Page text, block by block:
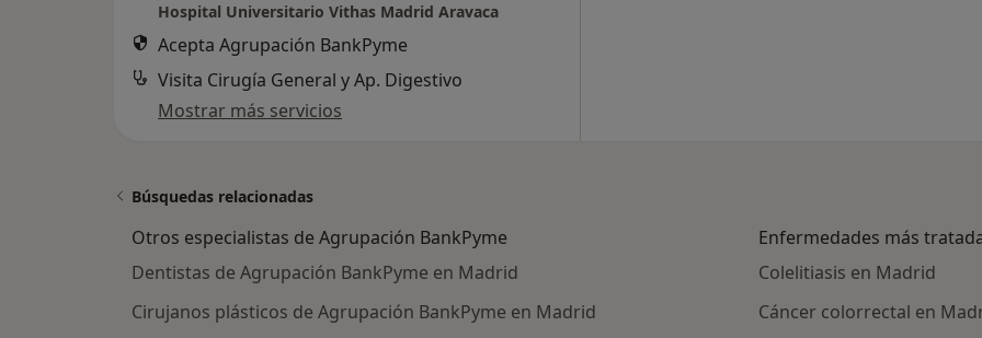
Hospital Universitario Vithas Madrid Aravaca
Acepta Agrupación BankPyme
Visita Cirugía General y Ap. Digestivo
Mostrar más servicios
Búsquedas relacionadas
Otros especialistas de Agrupación BankPyme
Dentistas de Agrupación BankPyme en Madrid
Cirujanos plásticos de Agrupación BankPyme en Madrid
Enfermedades más
Colelitiasis en Madrid
Cáncer colorrectal en